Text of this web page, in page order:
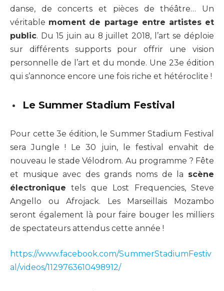
danse, de concerts et pièces de théâtre… Un
véritable moment de partage entre artistes et
public. Du 15 juin au 8 juillet 2018, l’art se déploie
sur différents supports pour offrir une vision
personnelle de l’art et du monde. Une 23e édition
qui s’annonce encore une fois riche et hétéroclite !
Le Summer Stadium Festival
Pour cette 3e édition, le Summer Stadium Festival
sera Jungle ! Le 30 juin, le festival envahit de
nouveau le stade Vélodrom. Au programme ? Fête
et musique avec des grands noms de la scène
électronique tels que Lost Frequencies, Steve
Angello ou Afrojack. Les Marseillais Mozambo
seront également là pour faire bouger les milliers
de spectateurs attendus cette année !
https://www.facebook.com/SummerStadiumFestiv
al/videos/1129763610498912/